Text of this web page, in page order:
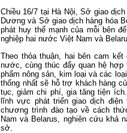
Chiều 16/7 tại Hà Nội, Sở giao
Dương và Sở giao dịch hàng hóa
phát huy thế mạnh của mỗi bên
nghiệp hai nước Việt Nam và
Theo thỏa thuận, hai bên cam
nước, cùng thúc đẩy quan hệ
phẩm nông sản, kim loại và các
thống nhất sẽ hỗ trợ khách hàng
tục, giảm chi phí, gia tăng tiện
lĩnh vực phát triển giao dịch
chương trình đào tạo về cách
Nam và Belarus, nghiên cứu khả
sở.